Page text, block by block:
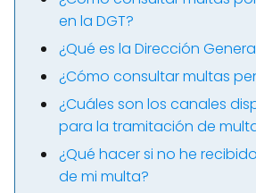
en la DGT?
¿Qué es la Dirección
¿Cómo consultar multas
¿Cuáles son los canales
para la tramitación de
¿Qué hacer si no he
de mi multa?